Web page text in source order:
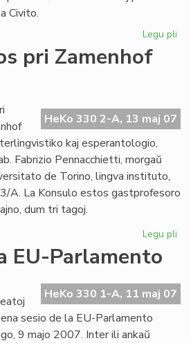
Civito.
Legu pli
pri Zamenhof
HeKo 330 2-A, 13 maj 07
kaj esperantologio,
Fabrizio Pennacchietti, morgaŭ
de Torino, lingva instituto,
A. La Konsulo estos gastprofesoro
dum tri tagoj.
Legu pli
en
EU-Parlamento
HeKo 330 1-A, 11 maj 07
sesio de la EU-Parlamento
9 majo 2007. Inter ili ankaŭ